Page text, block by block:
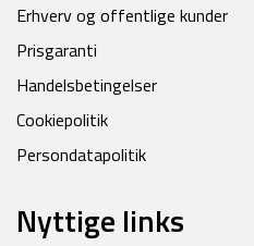
Erhverv og offentlige kunder
Prisgaranti
Handelsbetingelser
Cookiepolitik
Persondatapolitik
Nyttige links